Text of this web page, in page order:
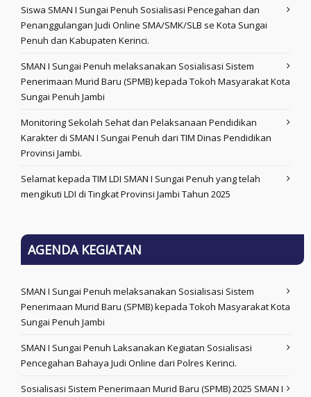
Siswa SMAN I Sungai Penuh Sosialisasi Pencegahan dan
Penanggulangan Judi Online SMA/SMK/SLB se Kota Sungai
Penuh dan Kabupaten Kerinci.
SMAN I Sungai Penuh melaksanakan Sosialisasi Sistem
Penerimaan Murid Baru (SPMB) kepada Tokoh Masyarakat Kota
Sungai Penuh Jambi
Monitoring Sekolah Sehat dan Pelaksanaan Pendidikan
Karakter di SMAN I Sungai Penuh dari TIM Dinas Pendidikan
Provinsi Jambi.
Selamat kepada TIM LDI SMAN I Sungai Penuh yang telah
mengikuti LDI di Tingkat Provinsi Jambi Tahun 2025
AGENDA KEGIATAN
SMAN I Sungai Penuh melaksanakan Sosialisasi Sistem
Penerimaan Murid Baru (SPMB) kepada Tokoh Masyarakat Kota
Sungai Penuh Jambi
SMAN I Sungai Penuh Laksanakan Kegiatan Sosialisasi
Pencegahan Bahaya Judi Online dari Polres Kerinci.
Sosialisasi Sistem Penerimaan Murid Baru (SPMB) 2025 SMAN I